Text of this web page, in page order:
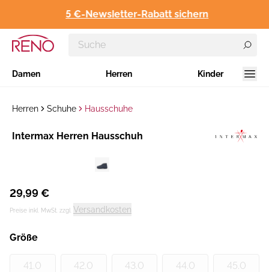
5 €-Newsletter-Rabatt sichern
Damen Herren Kinder
Herren Schuhe Hausschuhe
Hersteller:
Intermax Herren Hausschuh
29,99 €
Preise inkl. MwSt. zzgl. Versandkosten
Größe
41.0 42.0 43.0 44.0 45.0